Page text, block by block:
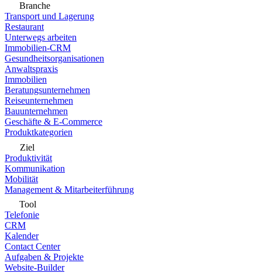
Branche
Transport und Lagerung
Restaurant
Unterwegs arbeiten
Immobilien-CRM
Gesundheitsorganisationen
Anwaltspraxis
Immobilien
Beratungsunternehmen
Reiseunternehmen
Bauunternehmen
Geschäfte & E-Commerce
Produktkategorien
Ziel
Produktivität
Kommunikation
Mobilität
Management & Mitarbeiterführung
Tool
Telefonie
CRM
Kalender
Contact Center
Aufgaben & Projekte
Website-Builder